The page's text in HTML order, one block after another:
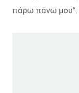
πάρω πάνω μου”.